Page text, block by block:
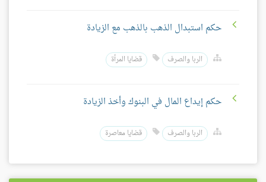
حكم استبدال الذهب بالذهب مع الزيادة
الربا والصرف قضايا المرأة
حكم إيداع المال في البنوك وأخذ الزيادة
الربا والصرف قضايا معاصرة